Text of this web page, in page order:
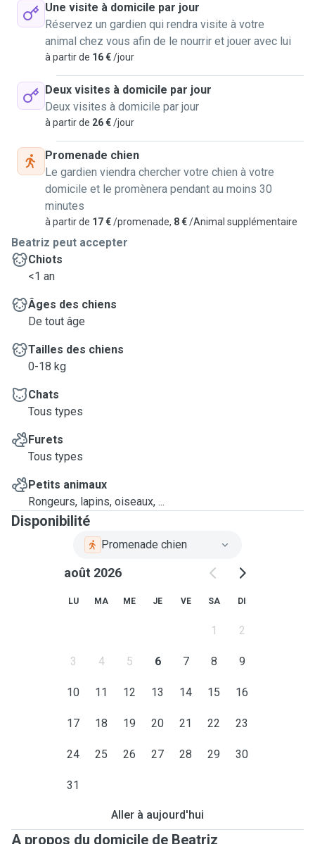
Une visite à domicile par jour
Réservez un gardien qui rendra visite à votre
animal chez vous afin de le nourrir et jouer avec lui
à partir de 16 €/jour
Deux visites à domicile par jour
Deux visites à domicile par jour
à partir de 26 €/jour
Promenade chien
Le gardien viendra chercher votre chien à votre
domicile et le promènera pendant au moins 30
minutes
à partir de 17 €/promenade, 8 €/Animal supplémentaire
Beatriz peut accepter
Chiots
<1 an
Âges des chiens
De tout âge
Tailles des chiens
0-18 kg
Chats
Tous types
Furets
Tous types
Petits animaux
Rongeurs, lapins, oiseaux, ...
Disponibilité
Promenade chien
août 2026
LU MA ME JE VE SA DI
1 2
3 4 5 6 7 8 9
10 11 12 13 14 15 16
17 18 19 20 21 22 23
24 25 26 27 28 29 30
31
Aller à aujourd'hui
A propos du domicile de Beatriz